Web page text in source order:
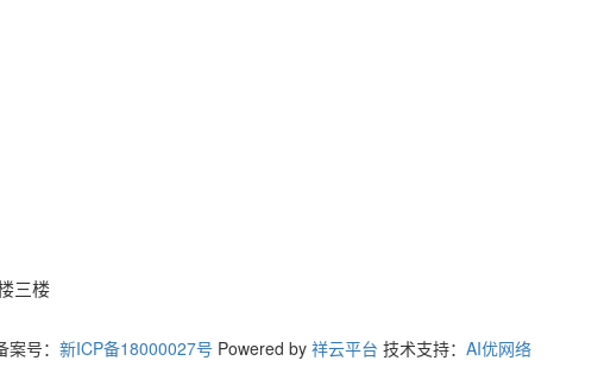
三楼
号： 新ICP备18000027号 Powered by 祥云平台 技术支持： AI优网络